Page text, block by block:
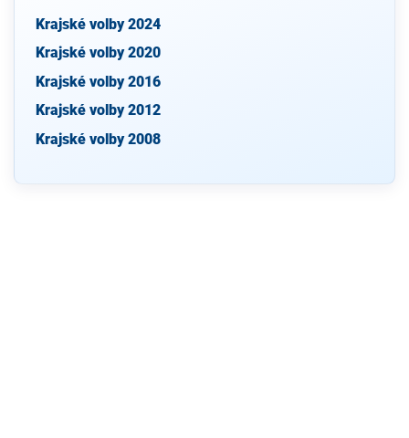
Krajské volby 2024
Krajské volby 2020
Krajské volby 2016
Krajské volby 2012
Krajské volby 2008